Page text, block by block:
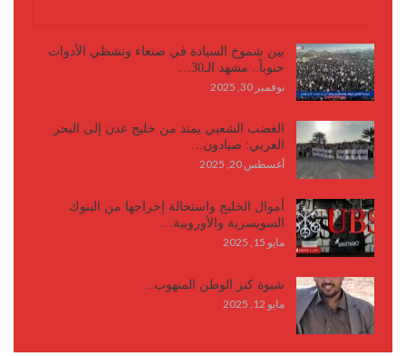
بين شموخ السيادة في صنعاء وتشظي الأدوات
جنوباً.. مشهد الـ30…
نوفمبر 30, 2025
الغضب الشعبي يمتد من خليج عدن إلى البحر
العربي: صيادون…
أغسطس 20, 2025
أموال الخليج واستحالة إخراجها من البنوك
السويسرية والأوروبية…
مايو 15, 2025
شبوة كنز الوطن المنهوب..
مايو 12, 2025